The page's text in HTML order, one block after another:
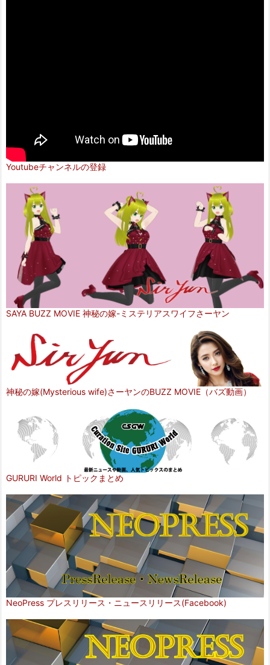
Youtubeチャンネルの登録
SAYA BUZZ MOVIE 神秘の嫁-ミステリアスワイフさーヤン
神秘の嫁(Mysterious wife)さーヤンのBUZZ MOVIE（バズ動画）
GURURI World トピックまとめ
NeoPress プレスリリース・ニュースリリース(Facebook)